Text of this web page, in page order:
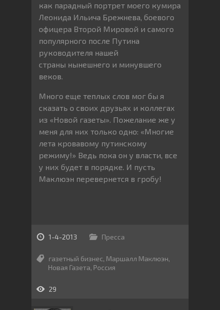
как парадный портрет моего кумира
Леонида Ильича Брежнева, боевого
офицера Второй Мировой и самого
популярного после Путина
руководителя нашей
страны нынешнего и минувшего
веков.
Много еще теплых слов мог бы я
сказать о своих друзьях и коллегах
из «Новой газеты». Пожелание же у
меня для них только одно: «Многие
лета кровавому путинскому
режиму!» Ведь пока он у власти, все
у них будет в порядке. И пусть
Маклюэн перевернется в гробу!
1-4-2013 Пресса
газетный бизнес, Маршалл Маклюэн,
Новая Газета, Россия
29